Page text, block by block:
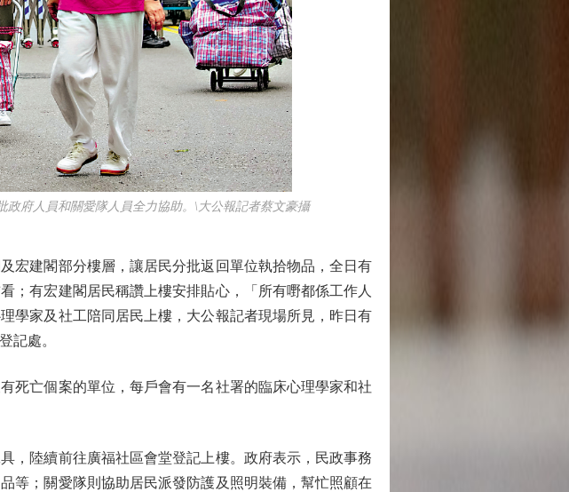
府人員和關愛隊人員全力協助。\大公報記者蔡文豪攝
建閣部分樓層，讓居民分批返回單位執拾物品，全日有
；有宏建閣居民稱讚上樓安排貼心，「所有嘢都係工作人
學家及社工陪同居民上樓，大公報記者現場所見，昨日有
記處。
亡個案的單位，每戶會有一名社署的臨床心理學家和社
陸續前往廣福社區會堂登記上樓。政府表示，民政事務
等；關愛隊則協助居民派發防護及照明裝備，幫忙照顧在